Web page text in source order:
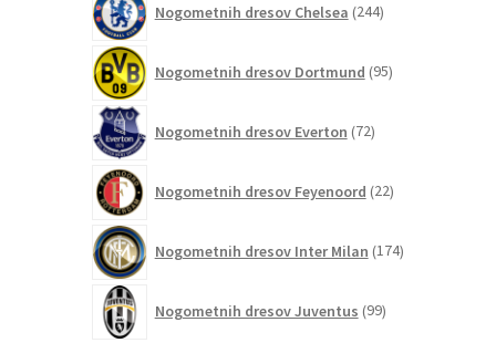
Nogometnih dresov Chelsea 244izdelkov
Nogometnih dresov Dortmund 95izdelkov
Nogometnih dresov Everton 72izdelkov
Nogometnih dresov Feyenoord 22izdelkov
Nogometnih dresov Inter Milan 174izdelkov
Nogometnih dresov Juventus 99izdelkov